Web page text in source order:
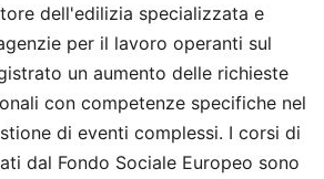
dell'edilizia specializzata e
per il lavoro operanti sul
un aumento delle richieste
con competenze specifiche nel
di eventi complessi. I corsi di
dal Fondo Sociale Europeo sono